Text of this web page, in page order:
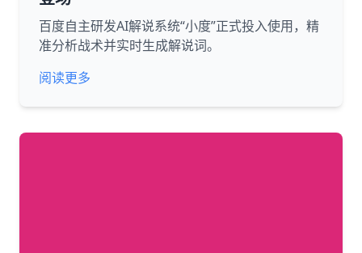
百度自主研发AI解说系统“小度”正式投入使用，精
准分析战术并实时生成解说词。
阅读更多